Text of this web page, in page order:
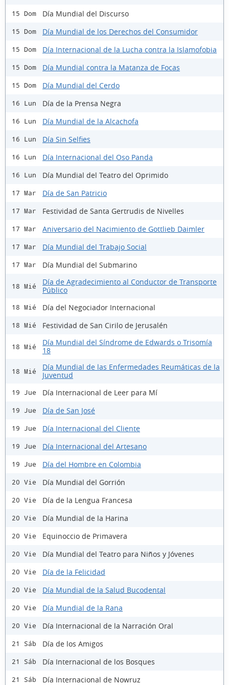
15 Dom Día Mundial del Discurso
15 Dom Día Mundial de los Derechos del Consumidor
15 Dom Día Internacional de la Lucha contra la Islamofobia
15 Dom Día Mundial contra la Matanza de Focas
15 Dom Día Mundial del Cerdo
16 Lun Día de la Prensa Negra
16 Lun Día Mundial de la Alcachofa
16 Lun Día Sin Selfies
16 Lun Día Internacional del Oso Panda
16 Lun Día Mundial del Teatro del Oprimido
17 Mar Día de San Patricio
17 Mar Festividad de Santa Gertrudis de Nivelles
17 Mar Aniversario del Nacimiento de Gottlieb Daimler
17 Mar Día Mundial del Trabajo Social
17 Mar Día Mundial del Submarino
18 Mié
Día de Agradecimiento al Conductor de Transporte
Público
18 Mié Día del Negociador Internacional
18 Mié Festividad de San Cirilo de Jerusalén
18 Mié
Día Mundial del Síndrome de Edwards o Trisomía
18
18 Mié
Día Mundial de las Enfermedades Reumáticas de la
Juventud
19 Jue Día Internacional de Leer para Mí
19 Jue Día de San José
19 Jue Día Internacional del Cliente
19 Jue Día Internacional del Artesano
19 Jue Día del Hombre en Colombia
20 Vie Día Mundial del Gorrión
20 Vie Día de la Lengua Francesa
20 Vie Día Mundial de la Harina
20 Vie Equinoccio de Primavera
20 Vie Día Mundial del Teatro para Niños y Jóvenes
20 Vie Día de la Felicidad
20 Vie Día Mundial de la Salud Bucodental
20 Vie Día Mundial de la Rana
20 Vie Día Internacional de la Narración Oral
21 Sáb Día de los Amigos
21 Sáb Día Internacional de los Bosques
21 Sáb Día Internacional de Nowruz